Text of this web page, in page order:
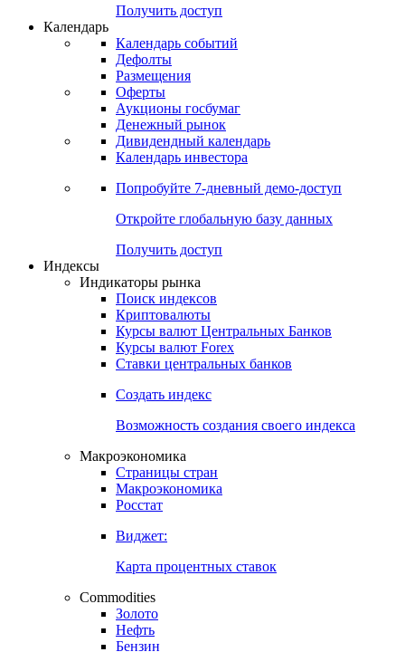
Получить доступ
Календарь
Календарь событий
Дефолты
Размещения
Оферты
Аукционы госбумаг
Денежный рынок
Дивидендный календарь
Календарь инвестора
Попробуйте 7-дневный демо-доступ
Откройте глобальную базу данных
Получить доступ
Индексы
Индикаторы рынка
Поиск индексов
Криптовалюты
Курсы валют Центральных Банков
Курсы валют Forex
Ставки центральных банков
Создать индекс
Возможность создания своего индекса
Макроэкономика
Страницы стран
Макроэкономика
Росстат
Виджет:
Карта процентных ставок
Commodities
Золото
Нефть
Бензин